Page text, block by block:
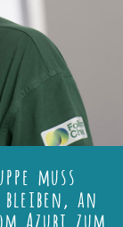
muss
an
Azubi zum